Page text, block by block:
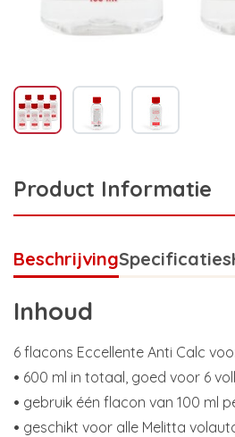
Product Informatie
BeschrijvingSpecificaties
Inhoud
6 flacons Eccellente Anti Calc
• 600 ml in totaal, goed voor 6
• gebruik één flacon van 100 ml
• geschikt voor alle Melitta